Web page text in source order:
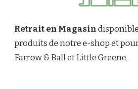
Retrait en Magasin
produits de notre e-shop et
Farrow & Ball et Little Greene.